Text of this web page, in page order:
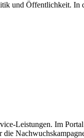
und Öffentlichkeit.
Leistungen. Im